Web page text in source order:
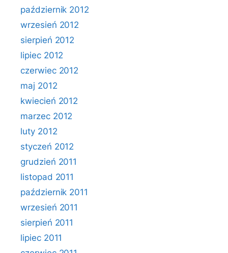
październik 2012
wrzesień 2012
sierpień 2012
lipiec 2012
czerwiec 2012
maj 2012
kwiecień 2012
marzec 2012
luty 2012
styczeń 2012
grudzień 2011
listopad 2011
październik 2011
wrzesień 2011
sierpień 2011
lipiec 2011